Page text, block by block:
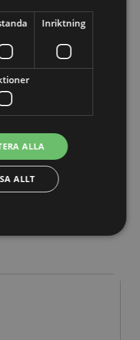
– skapa snygga
Inriktning
ALLA
ALLT